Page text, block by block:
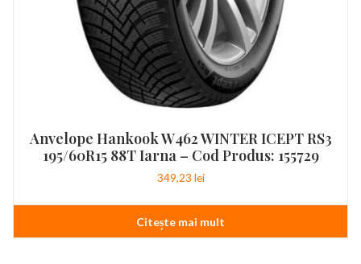
Anvelope Hankook W462 WINTER ICEPT RS3
195/60R15 88T Iarna – Cod Produs: 155729
349,23 lei
Citește mai mult